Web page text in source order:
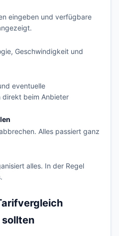
eingeben und verfügbare
Geschwindigkeit und
eventuelle
direkt beim Anbieter
Alles passiert ganz
alles. In der Regel